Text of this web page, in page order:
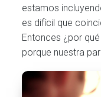
estamos
es difícil que
Entonces ¿por
porque nuestra